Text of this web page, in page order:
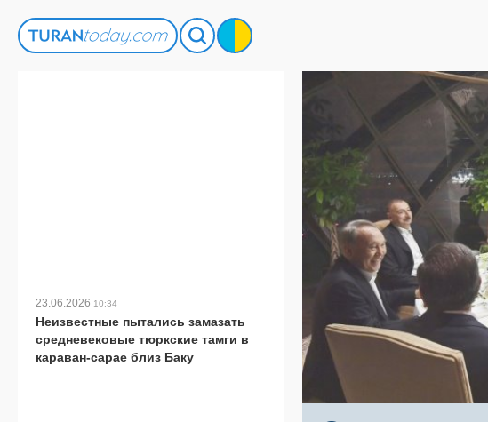
23.06.2026 10:34
Неизвестные пытались замазать
средневековые тюркские тамги в
караван-сарае близ Баку